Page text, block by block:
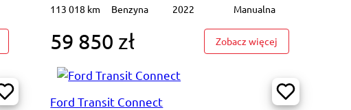
: WD6703S#1.5 DPI Smart Podgrz.f I kier K.cof Salon PL VAT23%
113 018 km Benzyna 2022 Manualna
59 850 zł Zobacz więcej
Ford Transit Connect